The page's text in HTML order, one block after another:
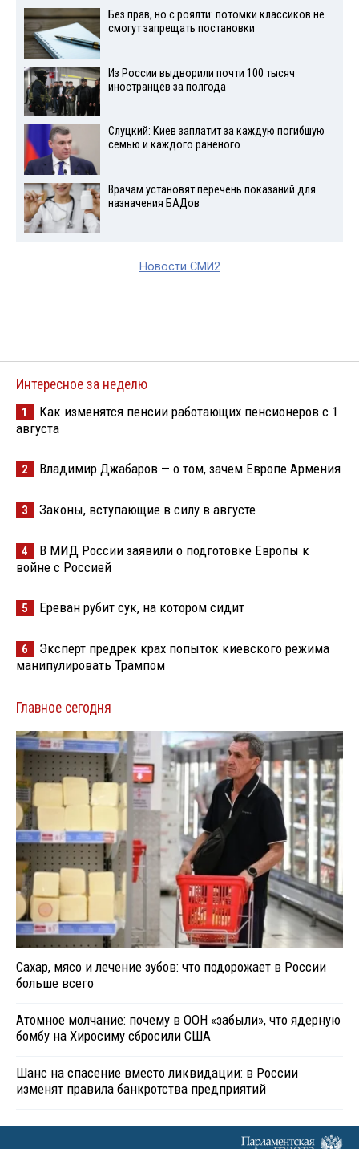
Без прав, но с роялти: потомки классиков не
смогут запрещать постановки
Из России выдворили почти 100 тысяч
иностранцев за полгода
Слуцкий: Киев заплатит за каждую погибшую
семью и каждого раненого
Врачам установят перечень показаний для
назначения БАДов
Новости СМИ2
Интересное за неделю
1
Как изменятся пенсии работающих пенсионеров с 1
августа
2 Владимир Джабаров — о том, зачем Европе Армения
3 Законы, вступающие в силу в августе
4
В МИД России заявили о подготовке Европы к
войне с Россией
5 Ереван рубит сук, на котором сидит
6
Эксперт предрек крах попыток киевского режима
манипулировать Трампом
Главное сегодня
Сахар, мясо и лечение зубов: что подорожает в России
больше всего
Атомное молчание: почему в ООН «забыли», что ядерную
бомбу на Хиросиму сбросили США
Шанс на спасение вместо ликвидации: в России
изменят правила банкротства предприятий